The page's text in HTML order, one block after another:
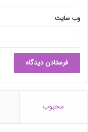
وب‌ سایت
محبوب